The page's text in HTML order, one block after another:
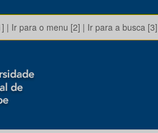
| Ir para o menu [2] | Ir para a busca [3]